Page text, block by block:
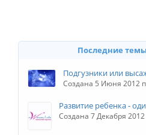
Последние
Подгузники или
Создана 5 Июня 2012
Развитие ребенка -
Создана 7 Декабря